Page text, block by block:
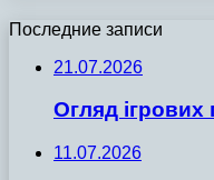
Последние записи
21.07.2026
Огляд ігрових
11.07.2026